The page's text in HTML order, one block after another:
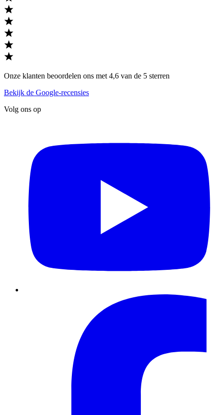
Onze klanten beoordelen ons met 4,6 van de 5 sterren
Bekijk de Google-recensies
Volg ons op